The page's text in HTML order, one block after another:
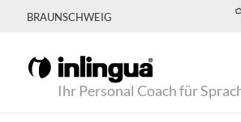
BRAUNSCHWEIG
Ihr Personal Coach für